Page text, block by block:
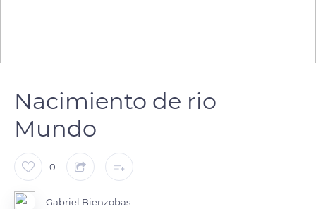
Nacimiento de rio
Mundo
0
Gabriel Bienzobas